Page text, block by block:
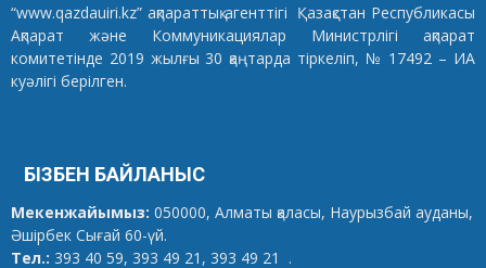
“www.qazdauiri.kz” ақпараттық агенттігі Қазақстан Республикасы
Ақпарат және Коммуникациялар Министрлігі ақпарат
комитетінде 2019 жылғы 30 қаңтарда тіркеліп, № 17492 – ИА
куәлігі берілген.
БІЗБЕН БАЙЛАНЫС
Мекенжайымыз: 050000, Алматы қаласы, Наурызбай ауданы,
Әшірбек Сығай 60-үй.
Тел.: 393 40 59, 393 49 21, 393 49 21 .